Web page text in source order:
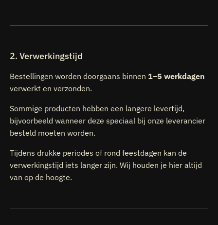
2. Verwerkingstijd
Bestellingen worden doorgaans binnen 1–5 werkdagen
verwerkt en verzonden.
Sommige producten hebben een langere levertijd,
bijvoorbeeld wanneer deze speciaal bij onze leverancier
besteld moeten worden.
Tijdens drukke periodes of rond feestdagen kan de
verwerkingstijd iets langer zijn. Wij houden je hier altijd
van op de hoogte.